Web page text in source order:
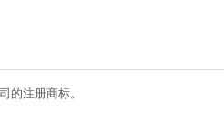
的注册商标。